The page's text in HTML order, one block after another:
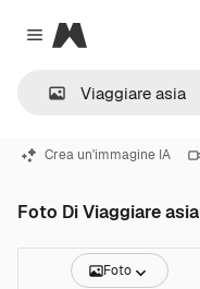
Close menu
Magnific
Crea un'immagine IA
Foto Di Viaggiare asia
Foto